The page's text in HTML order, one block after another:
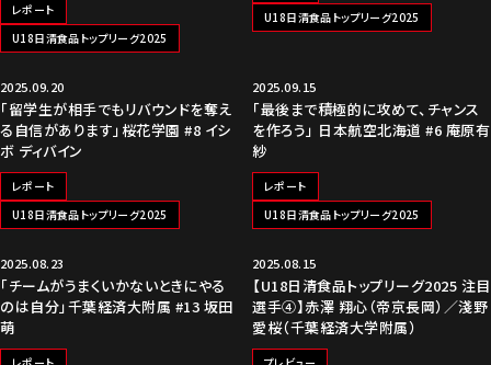
レポート
U18日清食品トップリーグ2025
U18日清食品トップリーグ2025
2025.09.20
「留学生が相手でもリバウンドを奪え
る自信があります」桜花学園 #8 イシ
ボ ディバイン
レポート
U18日清食品トップリーグ2025
2025.09.15
「最後まで積極的に攻めて、チャンス
を作ろう」 日本航空北海道 #6 庵原有
紗
レポート
U18日清食品トップリーグ2025
2025.08.23
「チームがうまくいかないときにやる
のは自分」千葉経済大附属 #13 坂田
萌
2025.08.15
【U18日清食品トップリーグ2025 注目
選手④】赤澤 翔心（帝京長岡）／淺野
愛桜（千葉経済大学附属）